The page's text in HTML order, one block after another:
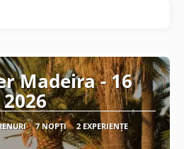
Madeira - 16
7 NOPȚI 2 EXPERIENȚE